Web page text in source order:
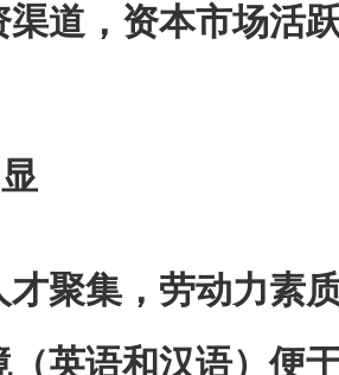
渠道，资本市场活
才聚集，劳动力素
（英语和汉语）便